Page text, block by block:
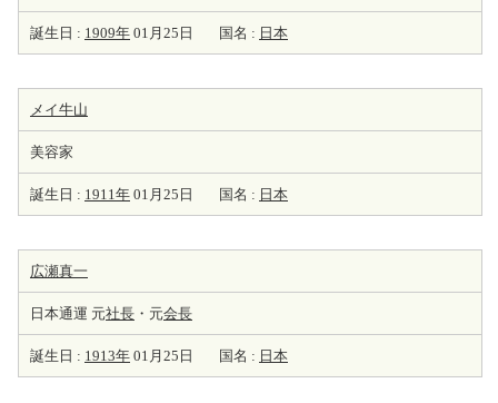
誕生日 : 1909年 01月25日 国名 : 日本
メイ牛山
美容家
誕生日 : 1911年 01月25日 国名 : 日本
広瀬真一
日本通運 元社長 ・元会長
誕生日 : 1913年 01月25日 国名 : 日本